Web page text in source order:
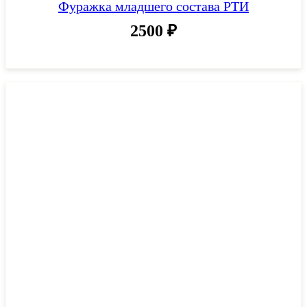
Фуражка младшего состава РТИ
2500 ₽